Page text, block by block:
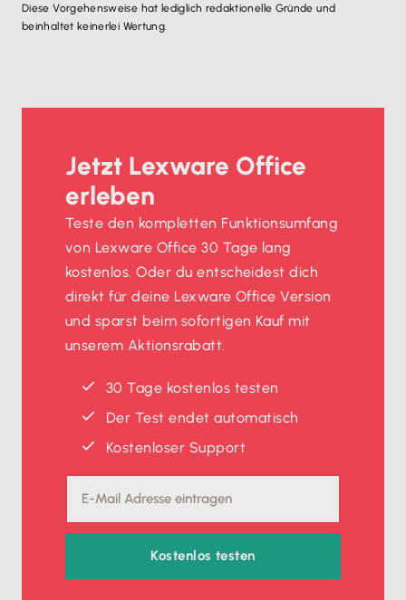
Diese Vorgehensweise hat lediglich redaktionelle Gründe und
beinhaltet keinerlei Wertung.
Jetzt Lexware Office
erleben
Teste den kompletten Funktionsumfang
von Lexware Office 30 Tage lang
kostenlos. Oder du entscheidest dich
direkt für deine Lexware Office Version
und sparst beim sofortigen Kauf mit
unserem Aktionsrabatt.
30 Tage kostenlos testen
Der Test endet automatisch
Kostenloser Support
Kostenlos testen